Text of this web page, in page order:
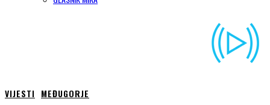
VIJESTI MEĐUGORJE